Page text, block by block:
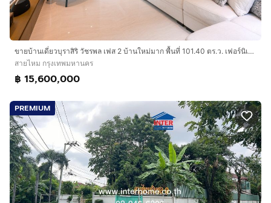
ขายบ้านเดี่ยวบุราสิริ วัชรพล เฟส 2 บ้านใหม่มาก พื้นที่ 101.40 ตร.ว. เฟอร์นิเจอร์และเครื่องใช้ไฟฟ้าครบ พร้อมเข้าอยู่
สายไหม กรุงเทพมหานคร
฿ 15,600,000
PREMIUM